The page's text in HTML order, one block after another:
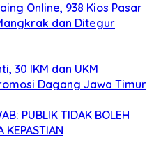
Online, 938 Kios Pasar
dan Ditegur
30 IKM dan UKM
Dagang Jawa Timur
PUBLIK TIDAK BOLEH
KEPASTIAN